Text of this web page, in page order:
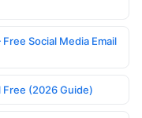
Social Media Email
Free (2026 Guide)